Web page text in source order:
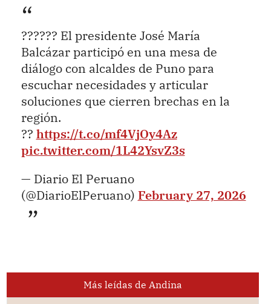
?????? El presidente José María
Balcázar participó en una mesa de
diálogo con alcaldes de Puno para
escuchar necesidades y articular
soluciones que cierren brechas en la
región.
?? https://t.co/mf4VjOy4Az
pic.twitter.com/1L42YsvZ3s
— Diario El Peruano
(@DiarioElPeruano) February 27, 2026
Más leídas de Andina